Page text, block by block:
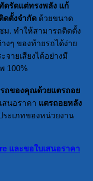
ดรัดแต่ทรงพลัง แก้
ตั้งจำกัด ด้วยขนาด
ม. ทำให้สามารถติดตั้ง
งๆ ของท้ายรถได้ง่าย
จายเสียงได้อย่างมี
100%
ถของคุณด้วยแตรถอย
สนอราคา แตรถอยหลัง
ะเภทของหน่วยงาน
และขอใบเสนอราคา